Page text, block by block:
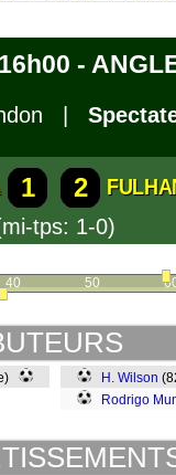
-
|
1 2
tps: 1-0)
40 50
H. Wilson
Rodrigo